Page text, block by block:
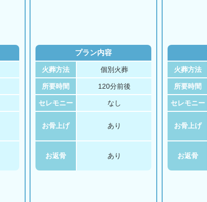
プラン内容
火葬方法 個別火葬
所要時間 120分前後
セレモニー なし
お骨上げ あり
お返骨 あり
火葬方法
所要時間
セレモニー
お骨上げ
お返骨